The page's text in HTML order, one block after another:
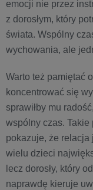
emocji nie przez
z dorosłym, który
świata. Wspólny
wychowania, ale
Warto też pamiętać
koncentrować się
sprawiłby mu
wspólny czas. Takie
pokazuje, że relacja
wielu dzieci
lecz dorosły, który
naprawdę kieruje